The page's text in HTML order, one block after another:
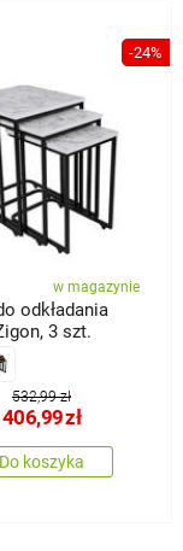
-24%
w magazynie
odkładania
3 szt.
532,99 zł
406,99zł
Do koszyka